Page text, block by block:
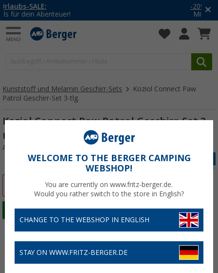
Mit dem Aktionscode
Kunststoff und Melamin Geschirr-Sets
Koziol Connect Paw
Patrol Geschirr-Set 3-tlg.
Koziol Connect Paw Patrol Geschirr-Set 3-
tlg. organic yellow
Art.-Nr.: 779614
WELCOME TO THE BERGER CAMPING
WEBSHOP!
You are currently on www.fritz-berger.de.
Would you rather switch to the store in English?
CHANGE TO THE WEBSHOP IN ENGLISH
STAY ON WWW.FRITZ-BERGER.DE